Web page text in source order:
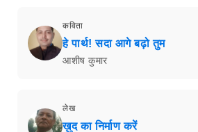
कविता
हे पार्थ! सदा आगे बढ़ो तुम
आशीष कुमार
लेख
ख़ुद का निर्माण करें